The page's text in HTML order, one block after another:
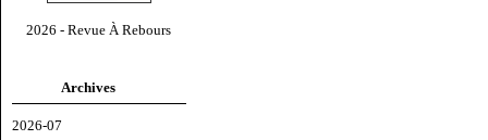
2026 - Revue À Rebours
Archives
2026-07